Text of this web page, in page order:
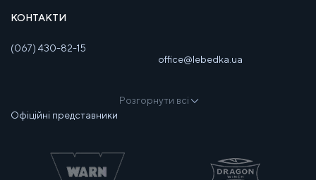
КОНТАКТИ
(067) 430-82-15
office@lebedka.ua
Розгорнути всі
Офіційні представники